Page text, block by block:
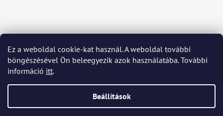
Ez a weboldal cookie-kat használ. A weboldal további
böngészésével Ön beleegyezik azok használatába. További
információ itt.
Beállítások
Čeština Slovenčina English Deutsch Magyar
Język polski Română Italiano Español Français
Português
Nederlands Українська Ελληνικά Svenska Dansk